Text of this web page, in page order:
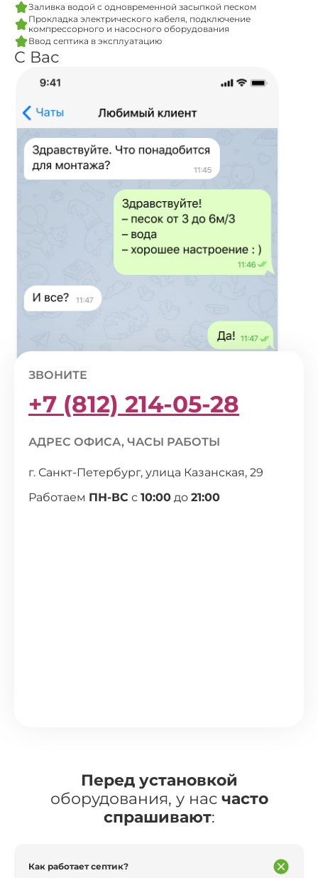
Заливка водой с одновременной засыпкой песком
Прокладка электрического кабеля, подключение
компрессорного и насосного оборудования
Ввод септика в эксплуатацию
С Вас
ЗВОНИТЕ
+7 (812) 214-05-28
АДРЕС ОФИСА, ЧАСЫ РАБОТЫ
г. Санкт-Петербург, улица Казанская, 29
Работаем ПН-ВС с 10:00 до 21:00
Перед установкой
оборудования, у нас часто
спрашивают:
Как работает септик?